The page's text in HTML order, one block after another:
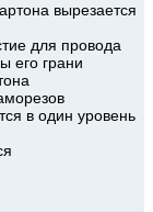
вырезается
для провода
его грани
в один уровень